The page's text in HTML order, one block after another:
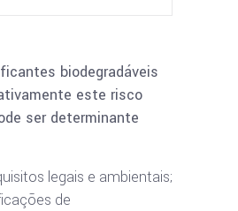
biodegradáveis
este risco
ser determinante
legais e ambientais;
de